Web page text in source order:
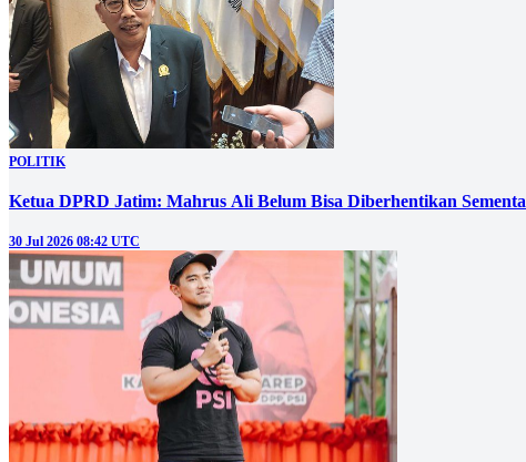
POLITIK
Ketua DPRD Jatim: Mahrus Ali Belum Bisa Diberhentikan
30 Jul 2026 08:42 UTC